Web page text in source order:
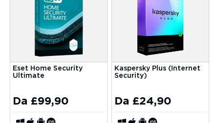
Eset Home Security
Ultimate
Da £99,90
Kaspersky Plus (Internet
Security)
Da £24,90